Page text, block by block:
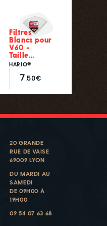
Filtres
Blancs pour
V60 -
Taille…
HARIO®
7.50€
20 GRANDE
RUE DE VAISE
69009 LYON
DU MARDI AU
SAMEDI
DE 09H00 À
19H00
09 54 07 63 68